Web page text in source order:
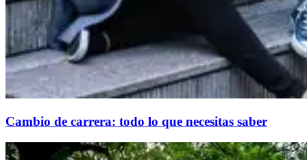
Cambio de carrera: todo lo que necesitas saber